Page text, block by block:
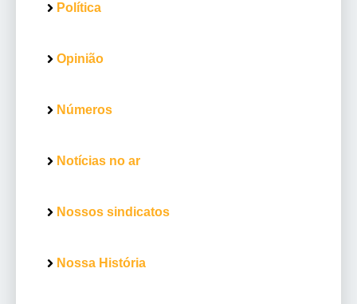
Política
Opinião
Números
Notícias no ar
Nossos sindicatos
Nossa História